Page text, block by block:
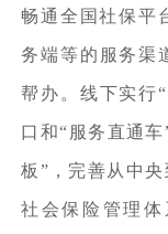
畅通全国社保平
务端等的服务渠
帮办。线下实行
口和“服务直通
板”，完善从中
社会保险管理